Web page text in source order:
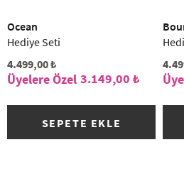
Ocean
Hediye Seti
4.499,00 ₺
3.149,00 ₺
SEPETE EKLE